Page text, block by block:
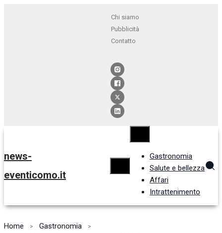
Chi siamo
Pubblicità
Contatto
news-
eventicomo.it
Gastronomia
Salute e bellezza
Affari
Intrattenimento
Home
Gastronomia